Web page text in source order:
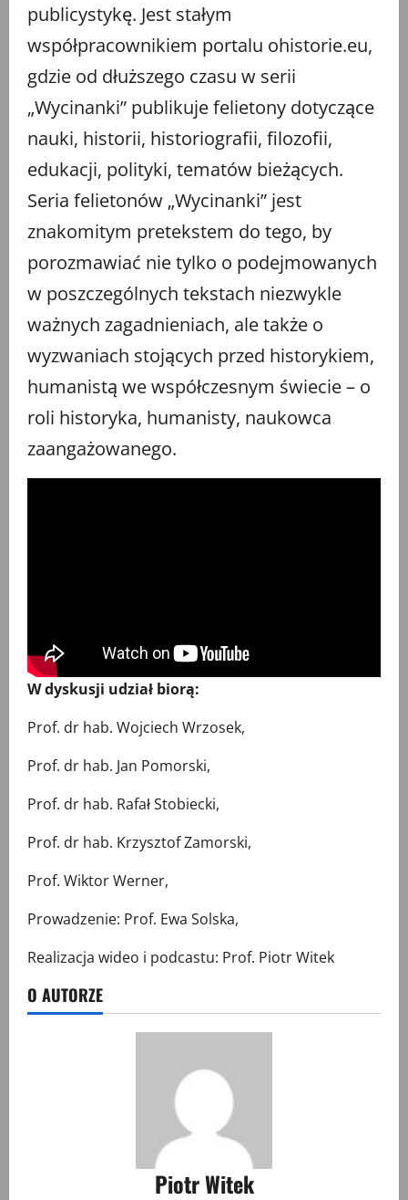
publicystykę. Jest stałym
współpracownikiem portalu ohistorie.eu,
gdzie od dłuższego czasu w serii
„Wycinanki” publikuje felietony dotyczące
nauki, historii, historiografii, filozofii,
edukacji, polityki, tematów bieżących.
Seria felietonów „Wycinanki” jest
znakomitym pretekstem do tego, by
porozmawiać nie tylko o podejmowanych
w poszczególnych tekstach niezwykle
ważnych zagadnieniach, ale także o
wyzwaniach stojących przed historykiem,
humanistą we współczesnym świecie – o
roli historyka, humanisty, naukowca
zaangażowanego.
W dyskusji udział biorą:
Prof. dr hab. Wojciech Wrzosek,
Prof. dr hab. Jan Pomorski,
Prof. dr hab. Rafał Stobiecki,
Prof. dr hab. Krzysztof Zamorski,
Prof. Wiktor Werner,
Prowadzenie: Prof. Ewa Solska,
Realizacja wideo i podcastu: Prof. Piotr Witek
O AUTORZE
Piotr Witek